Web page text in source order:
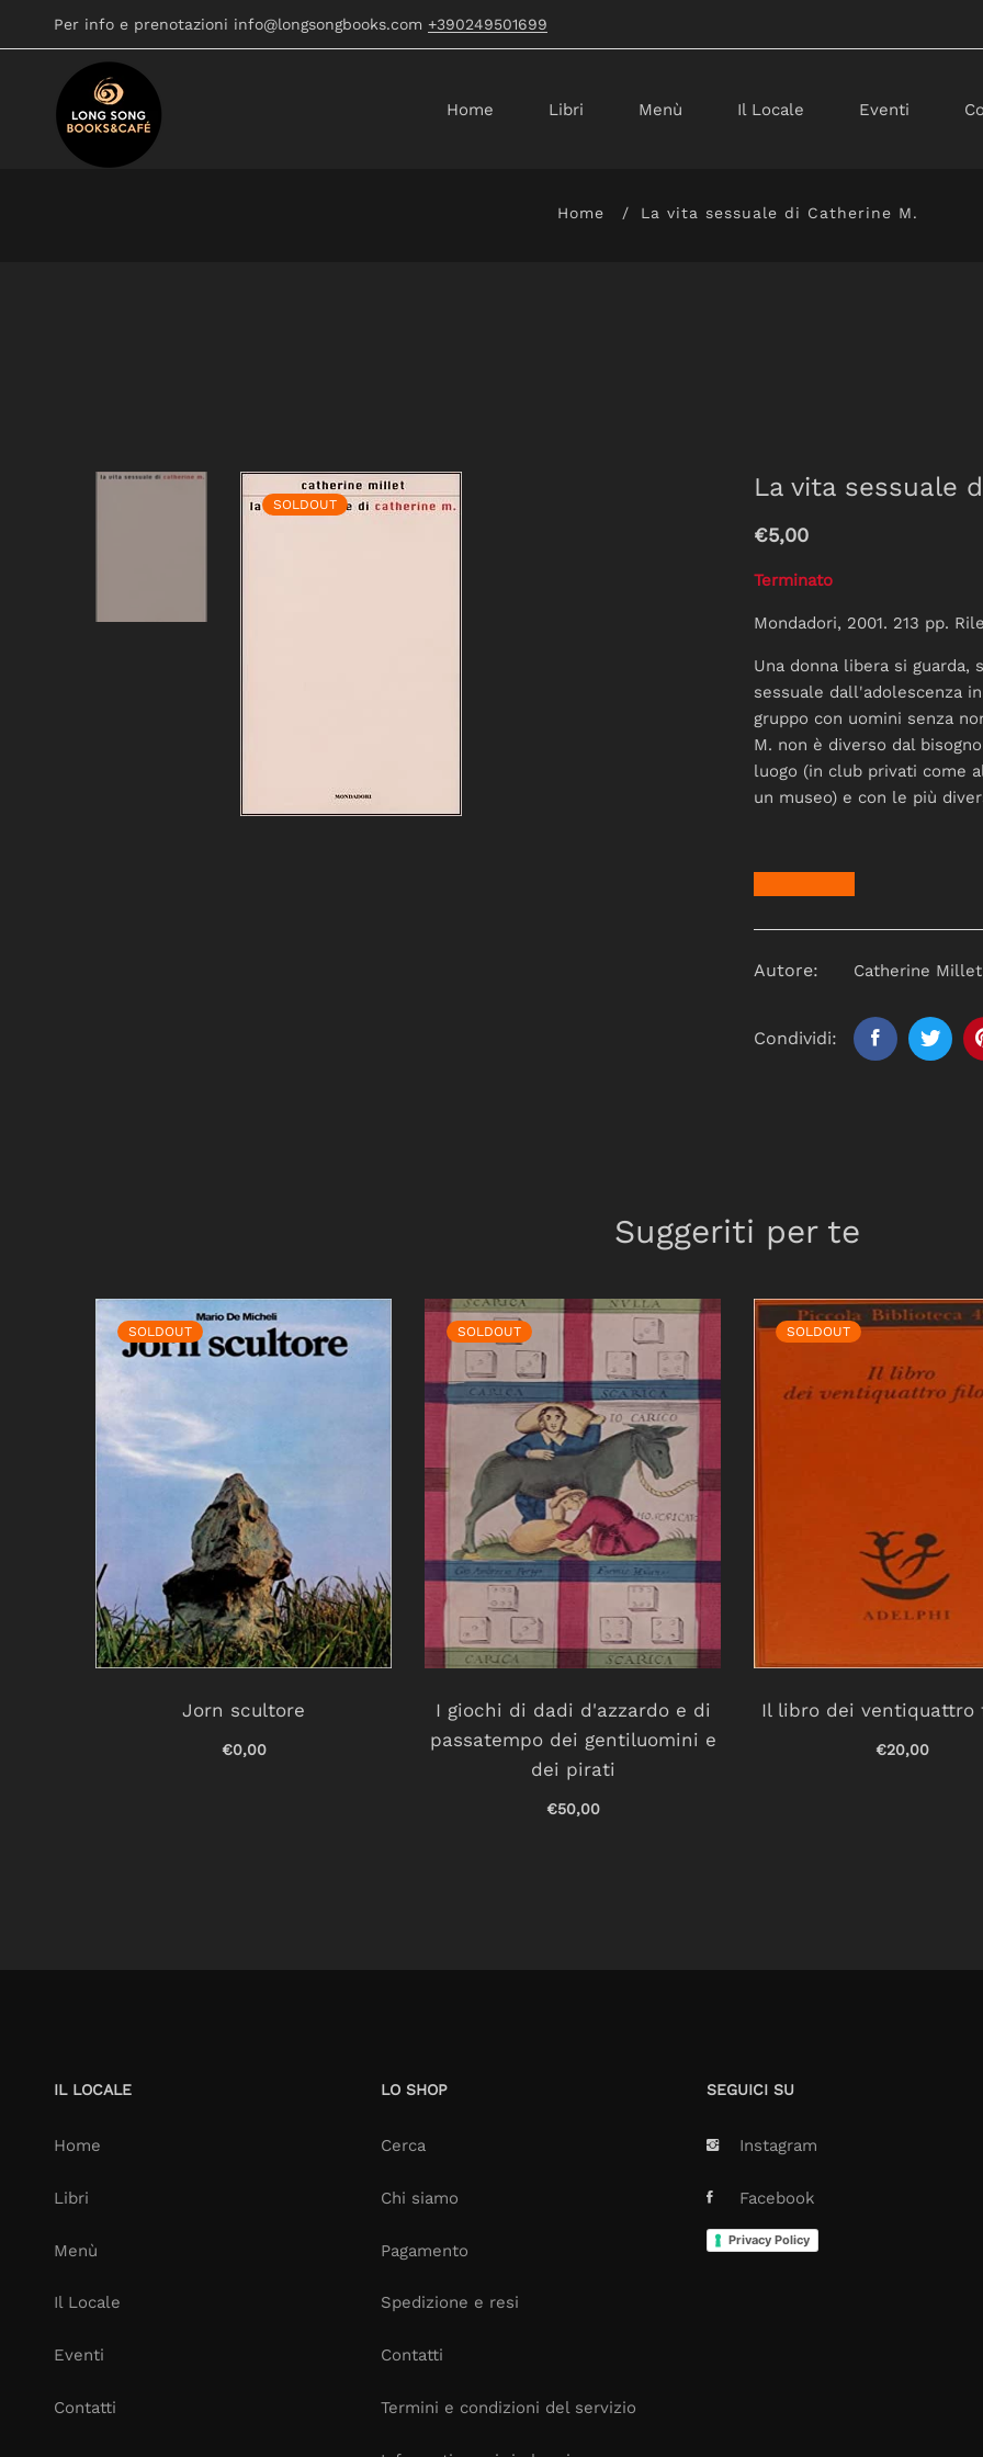
Per info e prenotazioni info@longsongbooks.com +390249501699
Home Libri Menù Il Locale Eventi
Home La vita sessuale di Catherine M.
SOLDOUT
La vita sessuale
€5,00
Terminato
Mondadori, 2001. 213 pp.
Una donna libera si guarda,
sessuale dall'adolescenza
gruppo con uomini senza
M. non è diverso dal
luogo (in club privati come
un museo) e con le più
Autore: Catherine Millet
Condividi:
Suggeriti per te
SOLDOUT
Jorn scultore
€0,00
SOLDOUT
I giochi di dadi d'azzardo e di
passatempo dei gentiluomini e
dei pirati
€50,00
SOLDOUT
Il libro dei ventiquattro
€20,00
IL LOCALE
Home
Libri
Menù
Il Locale
Eventi
Contatti
LO SHOP
Cerca
Chi siamo
Pagamento
Spedizione e resi
Contatti
Termini e condizioni del servizio
SEGUICI SU
Instagram
Facebook
Privacy Policy